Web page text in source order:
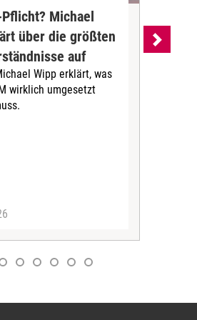
Michael
über die größten
auf
Wipp erklärt, was
wirklich umgesetzt